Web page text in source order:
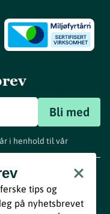
Bli med
i henhold til vår
tips og
på nyhetsbrevet